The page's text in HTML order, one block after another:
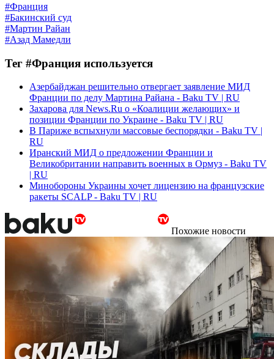
#Франция
#Бакинский суд
#Мартин Райан
#Азад Мамедли
Тег #Франция используется
Азербайджан решительно отвергает заявление МИД
Франции по делу Мартина Райана - Baku TV | RU
Захарова для News.Ru о «Коалиции желающих» и
позиции Франции по Украине - Baku TV | RU
В Париже вспыхнули массовые беспорядки - Baku TV |
RU
Иранский МИД о предложении Франции и
Великобритании направить военных в Ормуз - Baku TV
| RU
Минобороны Украины хочет лицензию на французские
ракеты SCALP - Baku TV | RU
Похожие новости